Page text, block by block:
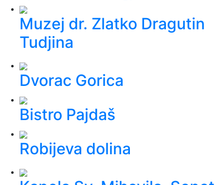
Muzej dr. Zlatko Dragutin
Tudjina
Dvorac Gorica
Bistro Pajdaš
Robijeva dolina